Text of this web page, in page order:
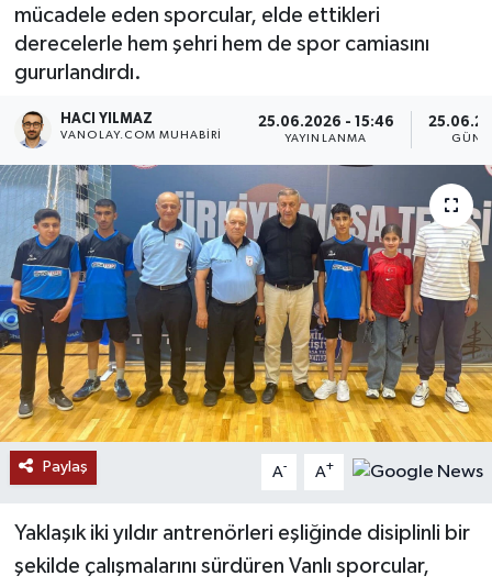
mücadele eden sporcular, elde ettikleri
derecelerle hem şehri hem de spor camiasını
gururlandırdı.
HACI YILMAZ
VANOLAY.COM MUHABIRI
25.06.2026 - 15:46
YAYINLANMA
Paylaş A- A+
Yaklaşık iki yıldır antrenörleri eşliğinde disiplinli bir
şekilde çalışmalarını sürdüren Vanlı sporcular,
Bilim & Teknoloji
Dünya
RESMİ İLANLAR
Son Dakika Haberleri
Haber Arşivi